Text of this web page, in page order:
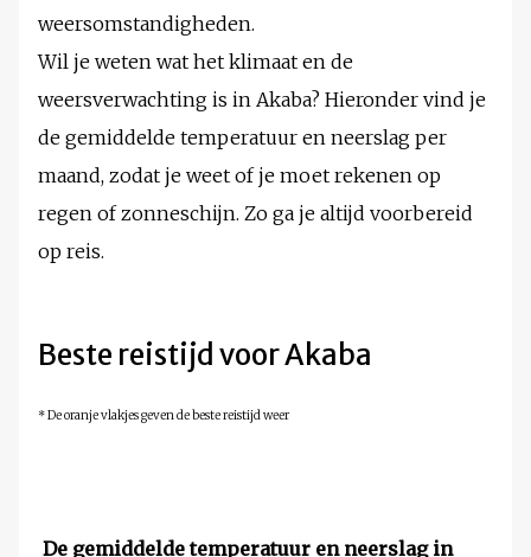
weersomstandigheden.
Wil je weten wat het klimaat en de
weersverwachting is in Akaba? Hieronder vind je
de gemiddelde temperatuur en neerslag per
maand, zodat je weet of je moet rekenen op
regen of zonneschijn. Zo ga je altijd voorbereid
op reis.
Beste reistijd voor Akaba
* De oranje vlakjes geven de beste reistijd weer
De gemiddelde temperatuur en neerslag in